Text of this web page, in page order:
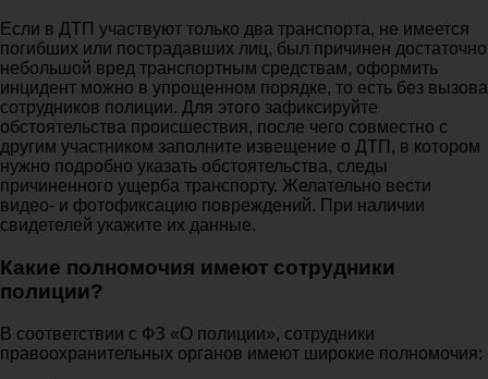
Если в ДТП участвуют только два транспорта, не имеется
погибших или пострадавших лиц, был причинен достаточно
небольшой вред транспортным средствам, оформить
инцидент можно в упрощенном порядке, то есть без вызова
сотрудников полиции. Для этого зафиксируйте
обстоятельства происшествия, после чего совместно с
другим участником заполните извещение о ДТП, в котором
нужно подробно указать обстоятельства, следы
причиненного ущерба транспорту. Желательно вести
видео- и фотофиксацию повреждений. При наличии
свидетелей укажите их данные.
Какие полномочия имеют сотрудники
полиции?
В соответствии с ФЗ «О полиции», сотрудники
правоохранительных органов имеют широкие полномочия: